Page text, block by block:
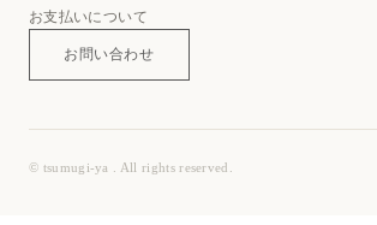
お支払いについて
お問い合わせ
© tsumugi-ya . All rights reserved.